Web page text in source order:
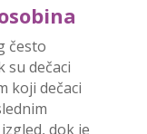
često
su dečaci
koji dečaci
dok je